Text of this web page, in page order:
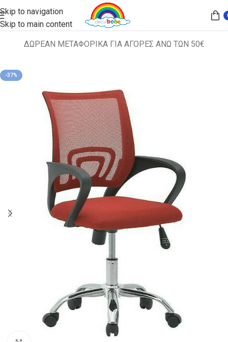
Skip to navigation
Skip to main content
ΔΩΡΕΑΝ ΜΕΤΑΦΟΡΙΚΑ ΓΙΑ ΑΓΟΡΕΣ ΑΝΩ ΤΩΝ 50€
Αρχική σελίδα ΔΙΑΦΟΡΑ
-37%